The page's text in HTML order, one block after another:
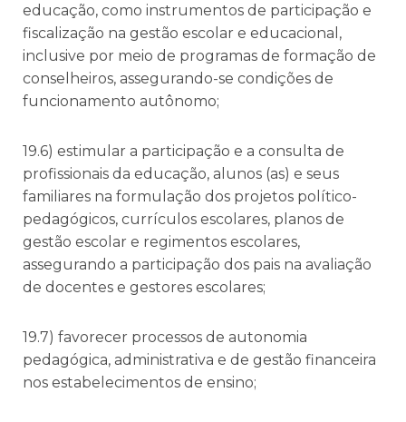
educação, como instrumentos de participação e
fiscalização na gestão escolar e educacional,
inclusive por meio de programas de formação de
conselheiros, assegurando-se condições de
funcionamento autônomo;
19.6) estimular a participação e a consulta de
profissionais da educação, alunos (as) e seus
familiares na formulação dos projetos político-
pedagógicos, currículos escolares, planos de
gestão escolar e regimentos escolares,
assegurando a participação dos pais na avaliação
de docentes e gestores escolares;
19.7) favorecer processos de autonomia
pedagógica, administrativa e de gestão financeira
nos estabelecimentos de ensino;